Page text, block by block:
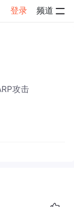
登录 频道
攻击